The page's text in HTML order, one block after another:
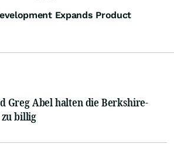
Expands Product
Greg Abel halten die Berkshire-
billig